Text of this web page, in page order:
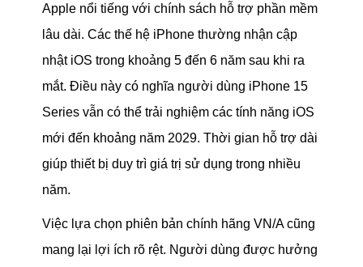
Apple nổi tiếng với chính sách hỗ trợ phần mềm
lâu dài. Các thế hệ iPhone thường nhận cập
nhật iOS trong khoảng 5 đến 6 năm sau khi ra
mắt. Điều này có nghĩa người dùng iPhone 15
Series vẫn có thể trải nghiệm các tính năng iOS
mới đến khoảng năm 2029. Thời gian hỗ trợ dài
giúp thiết bị duy trì giá trị sử dụng trong nhiều
năm.
Việc lựa chọn phiên bản chính hãng VN/A cũng
mang lại lợi ích rõ rệt. Người dùng được hưởng